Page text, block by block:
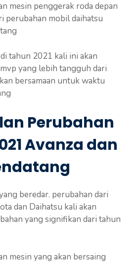
mesin penggerak roda depan
perubahan mobil daihatsu
tahun 2021 kali ini akan
yang lebih tangguh dari
bersamaan untuk waktu
Perubahan
Avanza dan
beredar. perubahan dari
dan Daihatsu kali akan
yang signifikan dari tahun
mesin yang akan bersaing